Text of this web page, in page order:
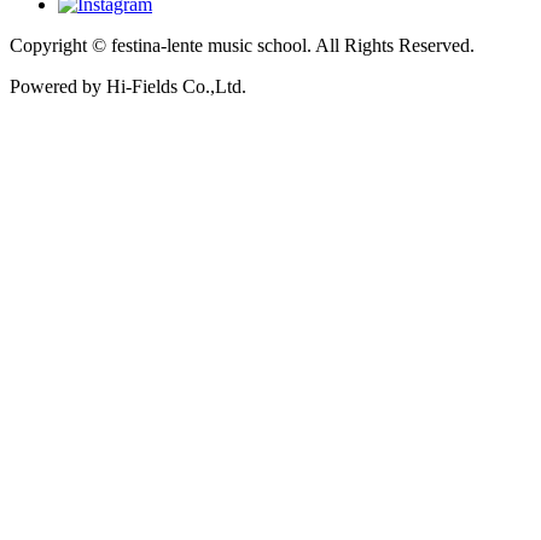
Copyright © festina-lente music school. All Rights Reserved.
Powered by Hi-Fields Co.,Ltd.